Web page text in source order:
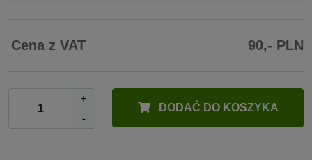
Cena z VAT 90,- PLN
+
-
DODAĆ DO KOSZYKA